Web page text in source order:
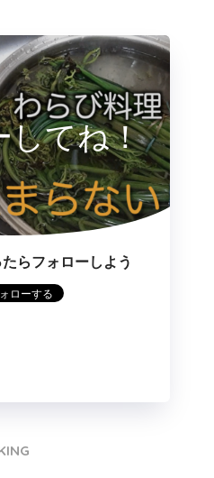
してね！
らフォローしよう